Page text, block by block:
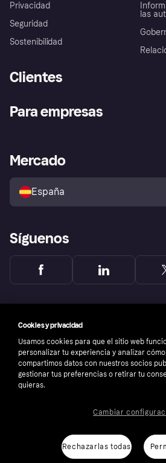
Privacidad
Seguridad
Sostenibilidad
las
Clientes
Inicio de sesión
Directorio de tiendas
Política de protección al
comprador de Klarna
Reclamaciones
Para empresas
Acceso empresas
Mercado
España
Síguenos
Número de empresa: 556737-0431
Aviso Sobre Cookies
Cookies y privacidad
Usamos cookies para que el sitio web
personalizar tu experiencia y analizar cómo
compartimos datos con nuestros socios
gestionar tus preferencias o retirar tu
quieras.
Rechazarlas todas
Cambiar